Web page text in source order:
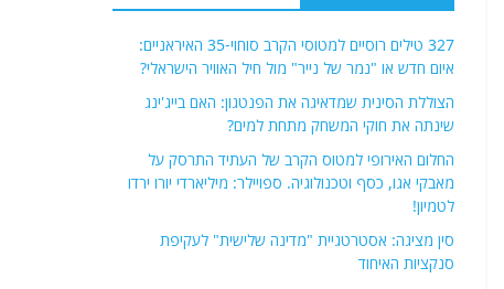
איום חדש או "נמר של נייר" מול חיל האוויר הישראלי?
הצוללת הסינית שמדאיגה את הפנטגון: האם בייג'ינג
שינתה את חוקי המשחק מתחת למים?
החלום האירופי למטוס הקרב של העתיד התרסק על
מאבקי אגו, כסף וטכנולוגיה. ספויילר: מיליארדי יורו ירדו
לטמיון!
סין מציגה: אסטרטגיית "מדינה שלישית" לעקיפת
סנקציות האיחוד
מפת הדרכים של טראמפ: פלגי עזה דנים באל-עלמיין על